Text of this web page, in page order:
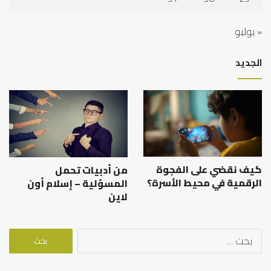
« يوليو
الجديد
كيف نقضي على الفجوة
الرقمية في محيط الأسرة؟
من أدبيات تحمل
المسؤلية – إسلام أون
لاين
البحث